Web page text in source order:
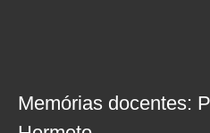
Memórias docentes: